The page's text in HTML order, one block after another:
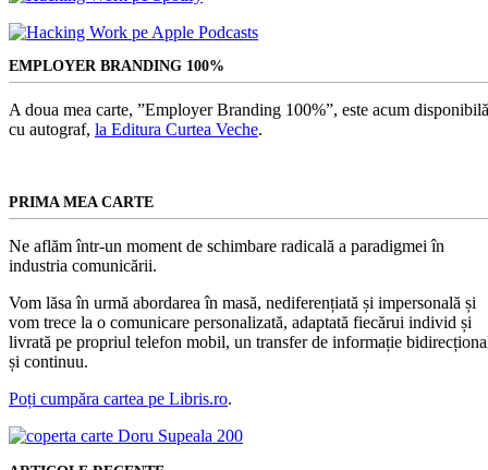
EMPLOYER BRANDING 100%
A doua mea carte, ”Employer Branding 100%”, este acum
cu autograf, la Editura Curtea Veche.
PRIMA MEA CARTE
Ne aflăm într-un moment de schimbare radicală a paradigmei în
industria comunicării.
Vom lăsa în urmă abordarea în masă, nediferențiată și impersonală și
vom trece la o comunicare personalizată, adaptată fiecărui individ și
livrată pe propriul telefon mobil, un transfer de informație
și continuu.
Poți cumpăra cartea pe Libris.ro.